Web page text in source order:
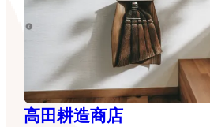
高田耕造商店